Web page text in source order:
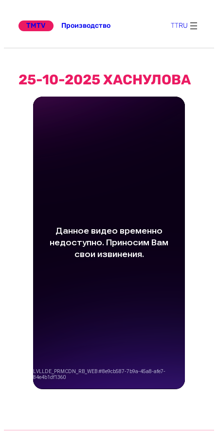
содержимому
TMTV Производство TTRU
25-10-2025 ХАСНУЛОВА